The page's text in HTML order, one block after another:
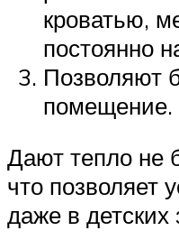
кроватью,
постоянно
Позволяют
помещение.
Дают тепло не
что позволяет
даже в детских